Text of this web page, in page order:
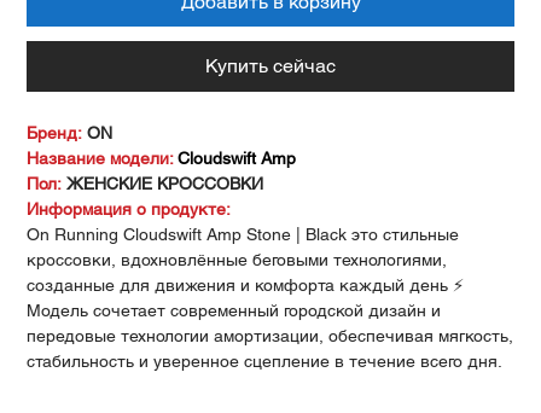
Купить сейчас
Бренд: ON
Название модели:Cloudswift Amp
Пол:ЖЕНСКИЕ КРОССОВКИ
Информация о продукте:
On Running Cloudswift Amp Stone | Black это стильные
кроссовки, вдохновлённые беговыми технологиями,
созданные для движения и комфорта каждый день ⚡
Модель сочетает современный городской дизайн и
передовые технологии амортизации, обеспечивая мягкость,
стабильность и уверенное сцепление в течение всего дня.